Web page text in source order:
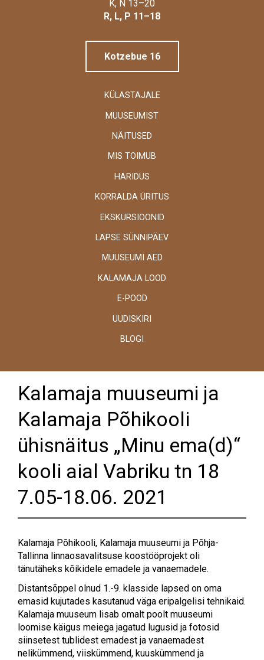
K, N 13–20
R, L, P 11–18
Kotzebue 16
KÜLASTAJALE
MUUSEUMIST
NÄITUSED
MIS TOIMUB
HARIDUS
KORRALDA ÜRITUS
EKSKURSIOONID
LAPSE SÜNNIPÄEV
MUUSEUMI AED
KALAMAJA LOOD
E-POOD
UUDISKIRI
BLOGI
Kalamaja muuseumi ja
Kalamaja Põhikooli
ühisnäitus „Minu ema(d)“
kooli aial Vabriku tn 18
7.05-18.06. 2021
Kalamaja Põhikooli, Kalamaja muuseumi ja Põhja-
Tallinna linnaosavalitsuse koostööprojekt oli
tänutäheks kõikidele emadele ja vanaemadele.
Distantsõppel olnud 1.-9. klasside lapsed on oma
emasid kujutades kasutanud väga eripalgelisi tehnikaid.
Kalamaja muuseum lisab omalt poolt muuseumi
loomise käigus meiega jagatud lugusid ja fotosid
siinsetest tublidest emadest ja vanaemadest
nelikümmend, viiskümmend, kuuskümmend ja